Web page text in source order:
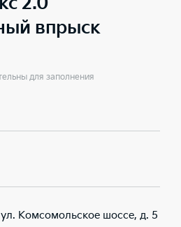
впрыск
для заполнения
Комсомольское шоссе, д. 5